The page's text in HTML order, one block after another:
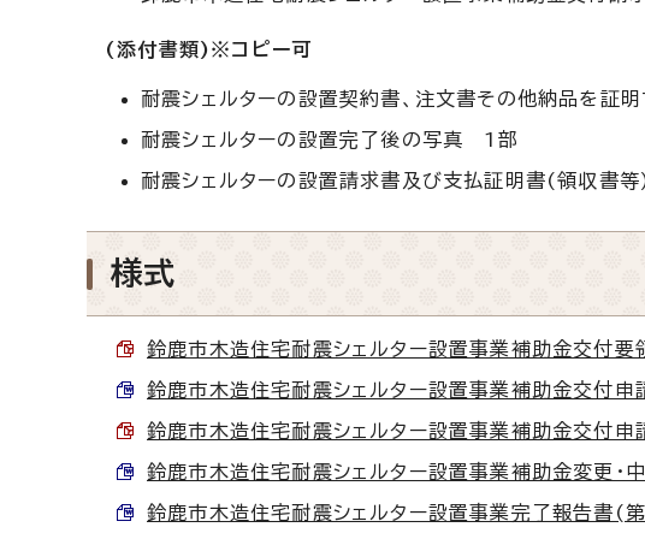
(添付書類)※コピー可
耐震シェルターの設置契約書、注文書その他納品を
耐震シェルターの設置完了後の写真 1部
耐震シェルターの設置請求書及び支払証明書(領収書
様式
鈴鹿市木造住宅耐震シェルター設置事業補助金交付
鈴鹿市木造住宅耐震シェルター設置事業補助金交付
鈴鹿市木造住宅耐震シェルター設置事業補助金交
鈴鹿市木造住宅耐震シェルター設置事業補助金変更
鈴鹿市木造住宅耐震シェルター設置事業完了報告